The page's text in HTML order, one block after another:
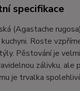
specifikace
(Agastache
kuchyni. Roste
Pěstování je
zálivku,
je trvalka